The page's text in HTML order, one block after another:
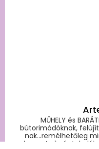
MŰHELY és
bútorimádóknak,
nak...remélhetőleg
havonta 1 péntek